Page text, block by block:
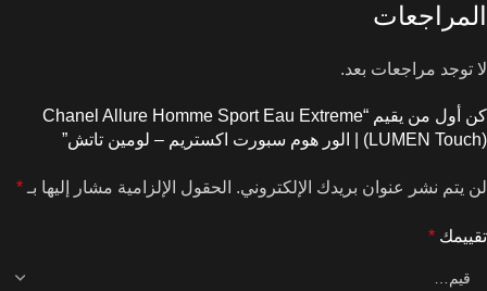
المراجعات
لا توجد مراجعات بعد.
كن أول من يقيم “Chanel Allure Homme Sport Eau Extreme
(LUMEN Touch) | الور هوم سبورت اكستريم – لومين تاتش”
لن يتم نشر عنوان بريدك الإلكتروني. الحقول الإلزامية مشار إليها بـ *
تقييمك *